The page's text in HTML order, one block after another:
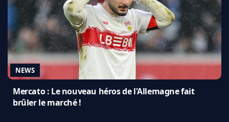
NEWS
Mercato : Le nouveau héros de l'Allemagne fait
brûler le marché !